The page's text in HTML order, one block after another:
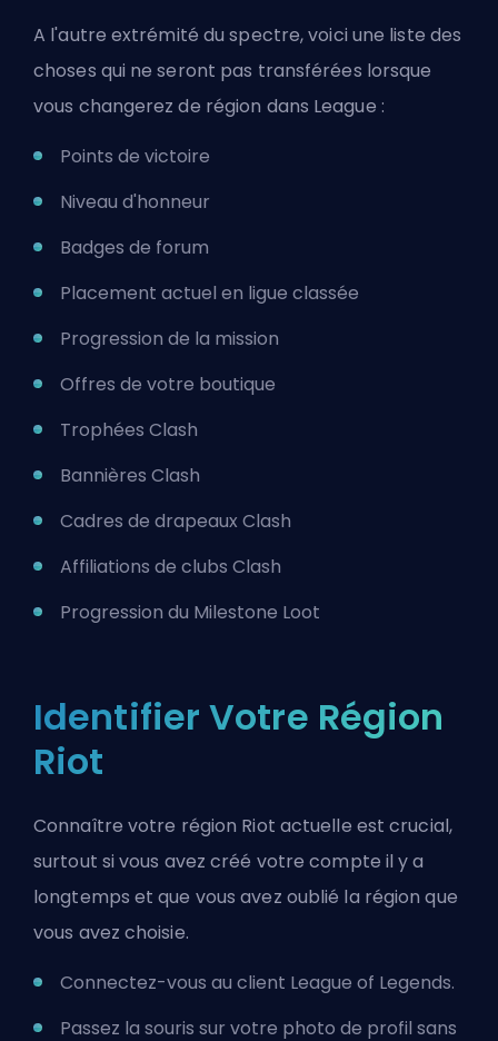
A l'autre extrémité du spectre, voici une liste des
choses qui ne seront pas transférées lorsque
vous changerez de région dans League :
Points de victoire
Niveau d'honneur
Badges de forum
Placement actuel en ligue classée
Progression de la mission
Offres de votre boutique
Trophées Clash
Bannières Clash
Cadres de drapeaux Clash
Affiliations de clubs Clash
Progression du Milestone Loot
Identifier Votre Région
Riot
Connaître votre région Riot actuelle est crucial,
surtout si vous avez créé votre compte il y a
longtemps et que vous avez oublié la région que
vous avez choisie.
Connectez-vous au client League of Legends.
Passez la souris sur votre photo de profil sans